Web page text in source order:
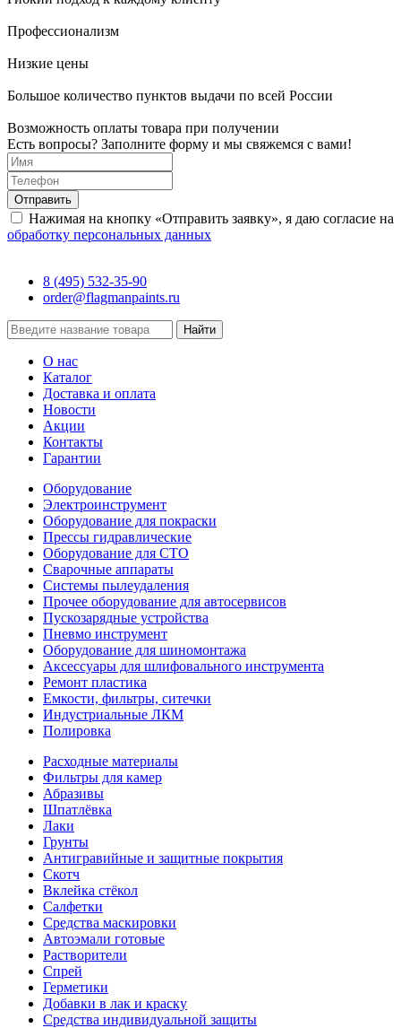
Профессионализм
Низкие цены
Большое количество пунктов выдачи по всей России
Возможность оплаты товара при получении
Есть вопросы? Заполните форму и мы свяжемся с вами!
Отправить
Нажимая на кнопку «Отправить заявку», я даю согласие на
обработку персональных данных
8 (495) 532-35-90
order@flagmanpaints.ru
Найти
О нас
Каталог
Доставка и оплата
Новости
Акции
Контакты
Гарантии
Оборудование
Электроинструмент
Оборудование для покраски
Прессы гидравлические
Оборудование для СТО
Сварочные аппараты
Системы пылеудаления
Прочее оборудование для автосервисов
Пускозарядные устройства
Пневмо инструмент
Оборудование для шиномонтажа
Аксессуары для шлифовального инструмента
Ремонт пластика
Емкости, фильтры, ситечки
Индустриальные ЛКМ
Полировка
Расходные материалы
Фильтры для камер
Абразивы
Шпатлёвка
Лаки
Грунты
Антигравийные и защитные покрытия
Скотч
Вклейка стёкол
Салфетки
Средства маскировки
Автоэмали готовые
Растворители
Спрей
Герметики
Добавки в лак и краску
Средства индивидуальной защиты